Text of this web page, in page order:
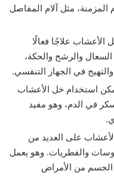
المزمنة، مثل آلام المفاصل
علاجًا فعالًا
والرشح والحكة،
في الجهاز التنفسي.
استخدام خل الأعشاب
في الدم، وهو مفيد
على العديد من
والفطريات. وهو يعمل
الجسم من الأمراض